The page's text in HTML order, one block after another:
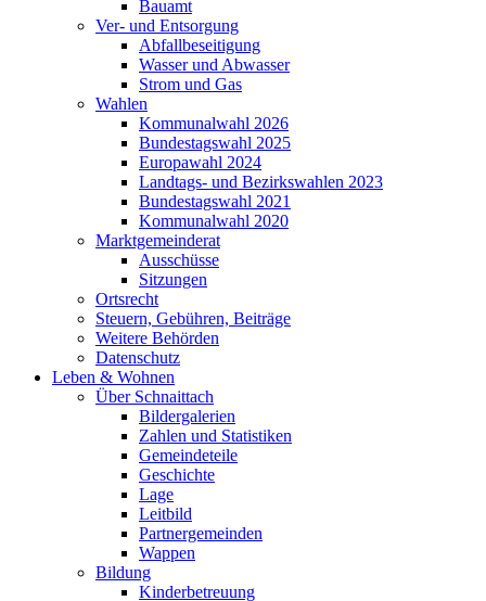
Bauamt
Ver- und Entsorgung
Abfallbeseitigung
Wasser und Abwasser
Strom und Gas
Wahlen
Kommunalwahl 2026
Bundestagswahl 2025
Europawahl 2024
Landtags- und Bezirkswahlen 2023
Bundestagswahl 2021
Kommunalwahl 2020
Marktgemeinderat
Ausschüsse
Sitzungen
Ortsrecht
Steuern, Gebühren, Beiträge
Weitere Behörden
Datenschutz
Leben & Wohnen
Über Schnaittach
Bildergalerien
Zahlen und Statistiken
Gemeindeteile
Geschichte
Lage
Leitbild
Partnergemeinden
Wappen
Bildung
Kinderbetreuung